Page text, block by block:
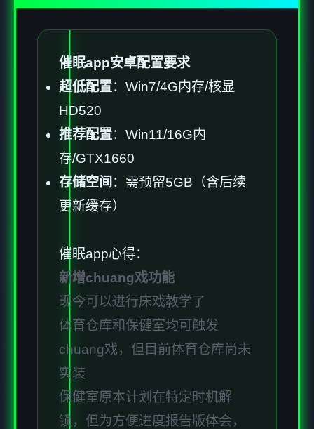
催眠app安卓配置要求
​超低配置​​：Win7/4G内存/核显
HD520
​推荐配置​​：Win11/16G内
存/GTX1660
​存储空间​ ​：需预留5GB（含后续
更新缓存）
催眠app心得：
新增chuang戏功能
现今可以进行床戏教学了
体育仓库和保健室均可触发
chuang戏，但目前体育仓库尚未
实装
保健室原本计划在特定时机解
锁，但为方便进度报告版体会，